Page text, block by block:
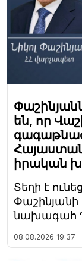
են, որ
իրական
Տեղի է
նախագահ
08.08.2026 19:37